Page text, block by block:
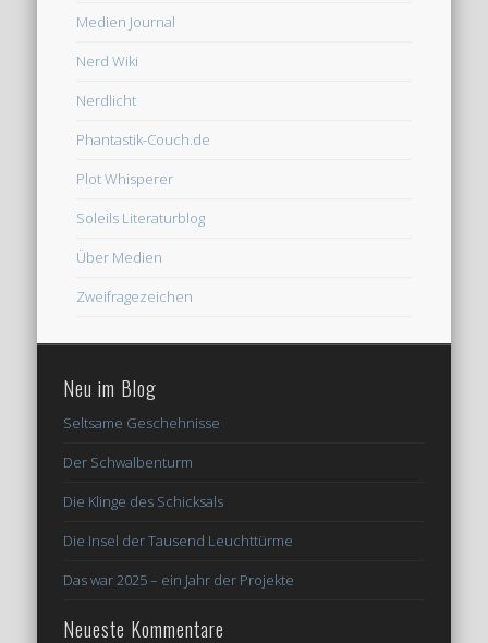
Medien Journal
Nerd Wiki
Nerdlicht
Phantastik-Couch.de
Plot Whisperer
Soleils Literaturblog
Über Medien
Zweifragezeichen
Neu im Blog
Seltsame Geschehnisse
Der Schwalbenturm
Die Klinge des Schicksals
Die Insel der Tausend Leuchttürme
Das war 2025 – ein Jahr der Projekte
Neueste Kommentare